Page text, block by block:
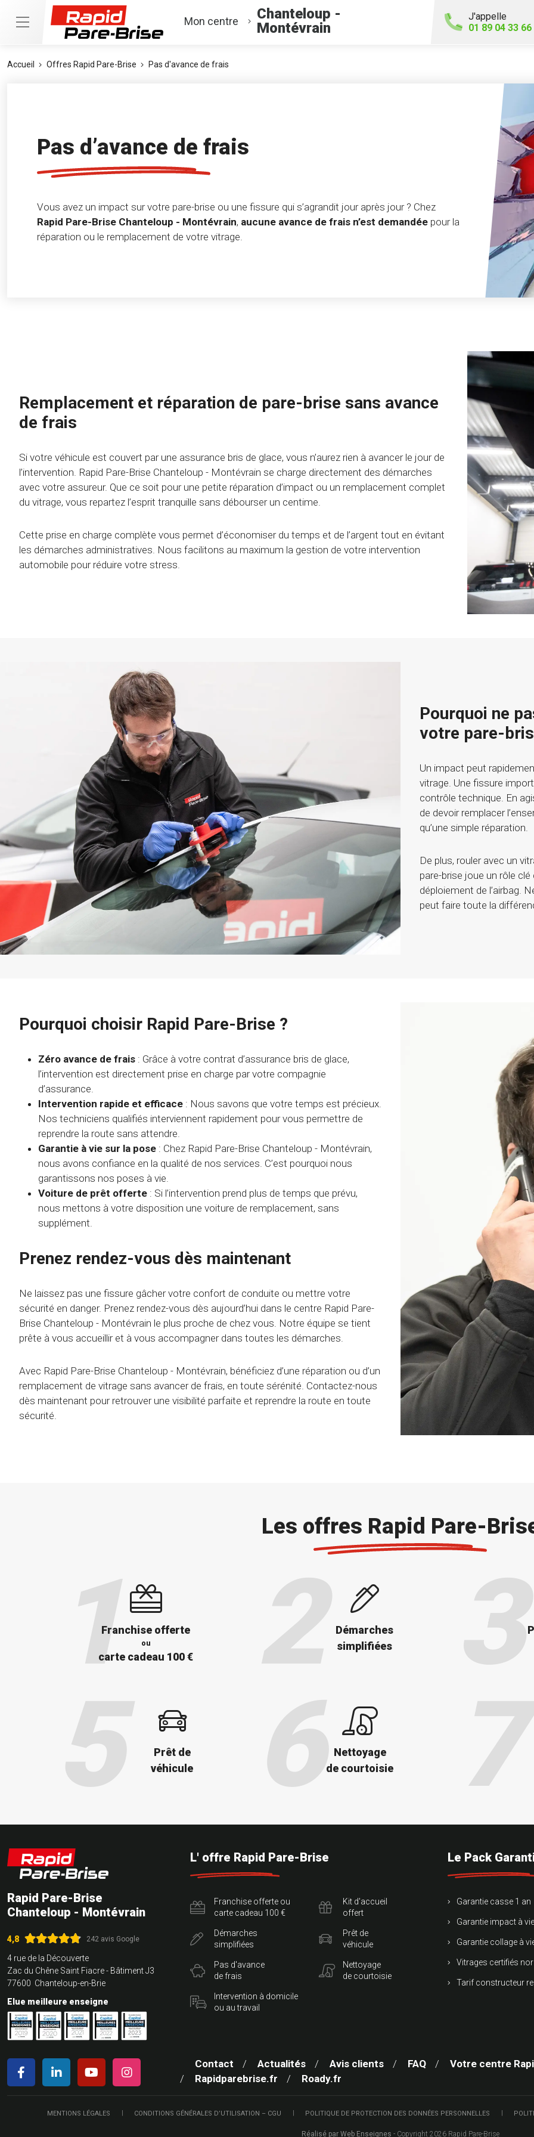
Mon centre
Chanteloup -
Montévrain
J'appelle
01 89 04 33 66
Accueil Offres Rapid Pare-Brise Pas d'avance de frais
Pas d’avance de frais
Vous avez un impact sur votre pare-brise ou une fissure qui s’agrandit jour après jour ? Chez
Rapid Pare-Brise Chanteloup - Montévrain, aucune avance de frais n’est demandée pour la
réparation ou le remplacement de votre vitrage.
Remplacement et réparation de pare-brise sans avance
de frais
Si votre véhicule est couvert par une assurance bris de glace, vous n’aurez rien à avancer le jour de
l’intervention. Rapid Pare-Brise Chanteloup - Montévrain se charge directement des démarches
avec votre assureur. Que ce soit pour une petite réparation d’impact ou un remplacement complet
du vitrage, vous repartez l’esprit tranquille sans débourser un centime.
Cette prise en charge complète vous permet d’économiser du temps et de l’argent tout en évitant
les démarches administratives. Nous facilitons au maximum la gestion de votre intervention
automobile pour réduire votre stress.
Pourquoi ne
votre pare-
Un impact peut
vitrage. Une fissure
contrôle technique. En
de devoir remplacer
qu’une simple réparation.
De plus, rouler avec un
pare-brise joue un rôle
déploiement de l’airbag.
peut faire toute la
Pourquoi choisir Rapid Pare-Brise ?
Zéro avance de frais : Grâce à votre contrat d’assurance bris de glace,
l’intervention est directement prise en charge par votre compagnie
d’assurance.
Intervention rapide et efficace : Nous savons que votre temps est précieux.
Nos techniciens qualifiés interviennent rapidement pour vous permettre de
reprendre la route sans attendre.
Garantie à vie sur la pose : Chez Rapid Pare-Brise Chanteloup - Montévrain,
nous avons confiance en la qualité de nos services. C’est pourquoi nous
garantissons nos poses à vie.
Voiture de prêt offerte : Si l’intervention prend plus de temps que prévu,
nous mettons à votre disposition une voiture de remplacement, sans
supplément.
Prenez rendez-vous dès maintenant
Ne laissez pas une fissure gâcher votre confort de conduite ou mettre votre
sécurité en danger. Prenez rendez-vous dès aujourd’hui dans le centre Rapid Pare-
Brise Chanteloup - Montévrain le plus proche de chez vous. Notre équipe se tient
prête à vous accueillir et à vous accompagner dans toutes les démarches.
Avec Rapid Pare-Brise Chanteloup - Montévrain, bénéficiez d’une réparation ou d’un
remplacement de vitrage sans avancer de frais, en toute sérénité. Contactez-nous
dès maintenant pour retrouver une visibilité parfaite et reprendre la route en toute
sécurité.
Les offres Rapid Pare-
Franchise offerte
ou
carte cadeau 100 €
Démarches
simplifiées
Prêt de
véhicule
Nettoyage
de courtoisie
Rapid Pare-Brise
Chanteloup - Montévrain
4,8 242 avis Google
4 rue de la Découverte
Zac du Chêne Saint Fiacre - Bâtiment J3
77600 Chanteloup-en-Brie
Elue meilleure enseigne
L' offre Rapid Pare-Brise
Franchise offerte ou
carte cadeau 100 €
Démarches
simplifiées
Pas d'avance
de frais
Intervention à domicile
ou au travail
Kit d'accueil
offert
Prêt de
véhicule
Nettoyage
de courtoisie
Le Pack
Garantie casse 1 an
Garantie impact à
Garantie collage à
Vitrages certifiés
Tarif constructeur
Contact Actualités Avis clients FAQ
Votre centre
Rapidparebrise.fr
Roady.fr
MENTIONS LÉGALES CONDITIONS GÉNÉRALES D’UTILISATION – CGU POLITIQUE DE PROTECTION DES DONNÉES PERSONNELLES
Réalisé par Web Enseignes - Copyright 2026 Rapid Pare-Brise